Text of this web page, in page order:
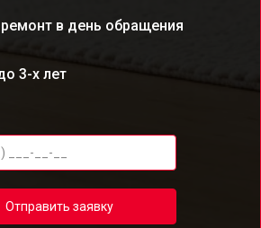
в день обращения
3-х лет
Отправить заявку